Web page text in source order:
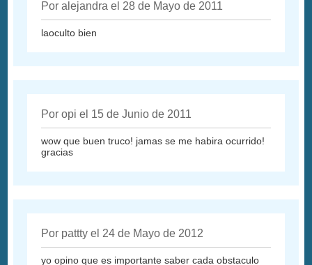
Por alejandra el 28 de Mayo de 2011
laoculto bien
Por opi el 15 de Junio de 2011
wow que buen truco! jamas se me habira ocurrido!
gracias
Por pattty el 24 de Mayo de 2012
yo opino que es importante saber cada obstaculo